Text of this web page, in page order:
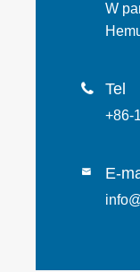
W
 Tel
+86-
 E-